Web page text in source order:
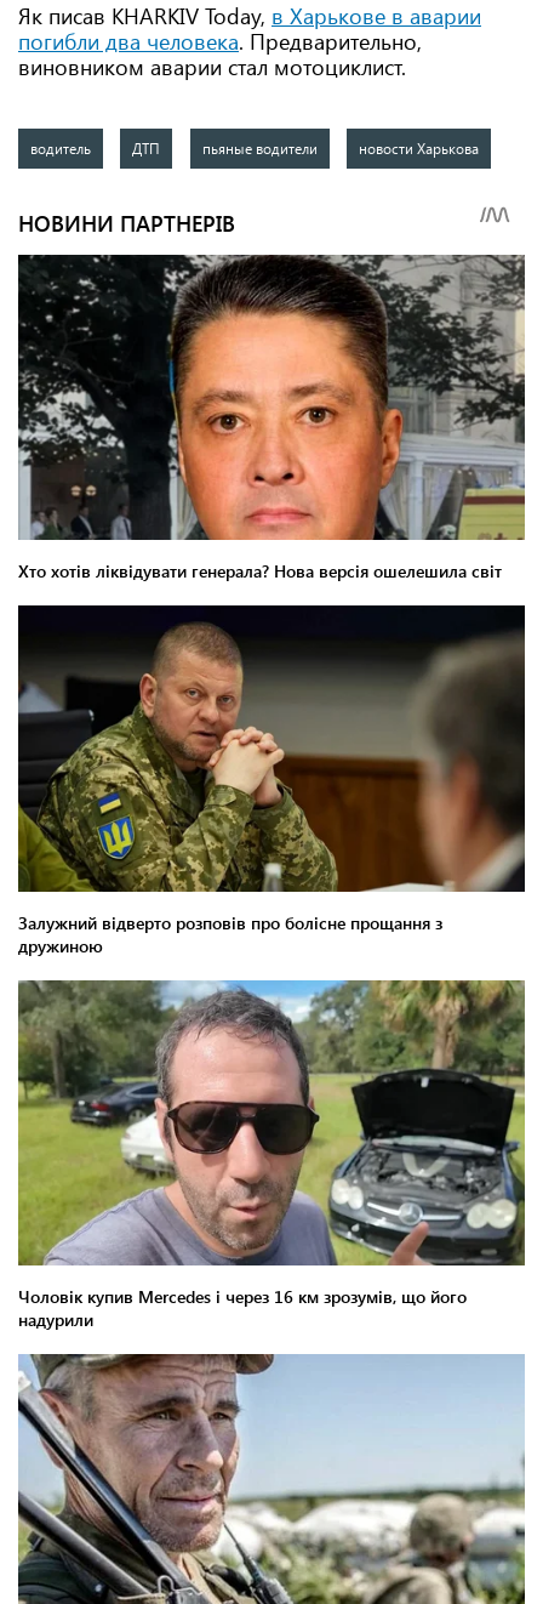
Як писав KHARKIV Today, в Харькове в аварии
погибли два человека. Предварительно,
виновником аварии стал мотоциклист.
водитель ДТП пьяные водители новости Харькова